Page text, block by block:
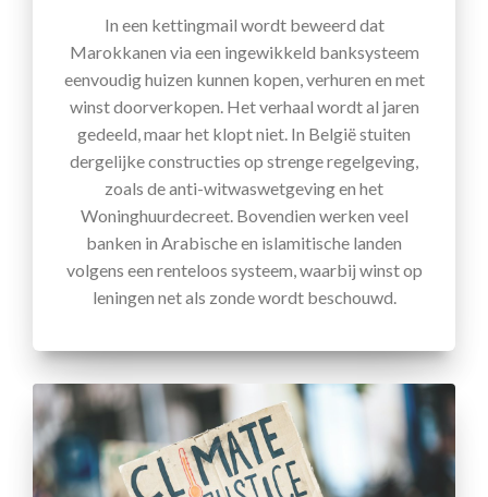
In een kettingmail wordt beweerd dat
Marokkanen via een ingewikkeld banksysteem
eenvoudig huizen kunnen kopen, verhuren en met
winst doorverkopen. Het verhaal wordt al jaren
gedeeld, maar het klopt niet. In België stuiten
dergelijke constructies op strenge regelgeving,
zoals de anti-witwaswetgeving en het
Woninghuurdecreet. Bovendien werken veel
banken in Arabische en islamitische landen
volgens een renteloos systeem, waarbij winst op
leningen net als zonde wordt beschouwd.